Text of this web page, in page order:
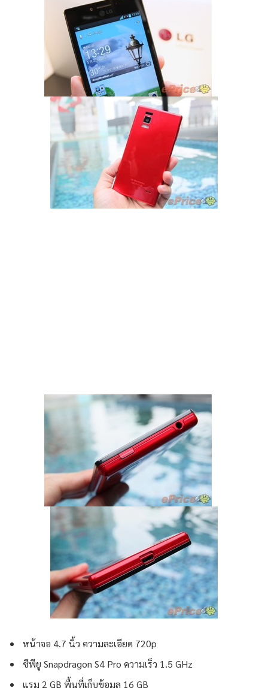
หน้าจอ 4.7 นิ้ว ความละเอียด 720p
ซีพียู Snapdragon S4 Pro ความเร็ว 1.5 GHz
แรม 2 GB พื้นที่เก็บข้อมูล 16 GB